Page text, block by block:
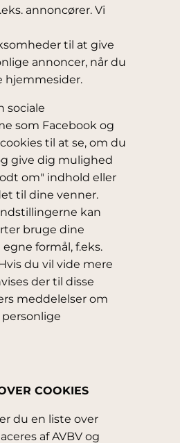
annoncører. Vi
til at give
annoncer, når du
hjemmesider.
sociale
som Facebook og
til at se, om du
give dig mulighed
om" indhold eller
til dine venner.
kan
bruge dine
formål, f.eks.
du vil vide mere
der til disse
meddelelser om
COOKIES
du en liste over
af AVBV og